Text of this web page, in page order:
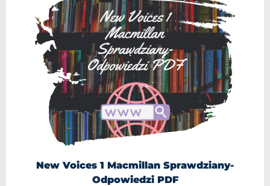
New Voices 1 Macmillan Sprawdziany-
Odpowiedzi PDF